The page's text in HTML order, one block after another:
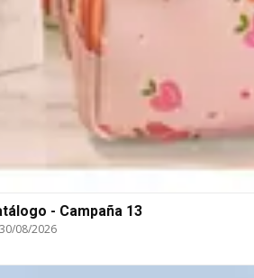
- Campaña 13
30/08/2026